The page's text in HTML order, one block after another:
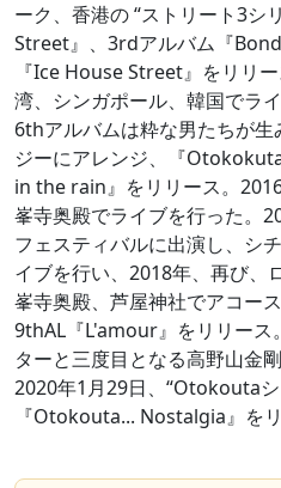
ーク、香港の “ストリート3シ
Street』、3rdアルバム『
『Ice House Street』をリリ
湾、シンガポール、韓国でラ
6thアルバムは粋な男たちが
ジーにアレンジ、『
in the rain』をリリース。
峯寺奥殿でライブを行った。
フェスティバルに出演し、シ
イブを行い、2018年、再び、
峯寺奥殿、芦屋神社でアコー
9thAL『L'amour』をリリース
ターと三度目となる高野山金
2020年1月29日、“Otokouta
『Otokouta... Nostalgia』をリ